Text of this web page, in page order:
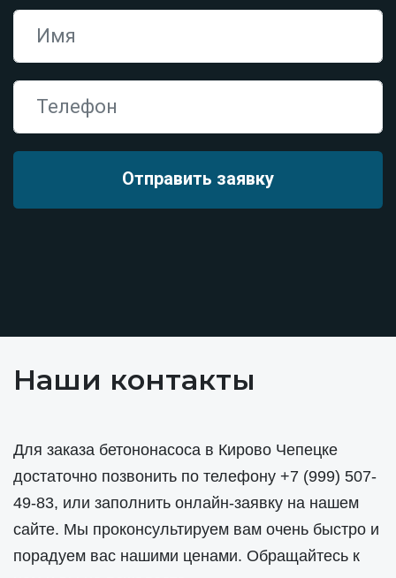
Наши контакты
Для заказа бетононасоса в Кирово Чепецке
достаточно позвонить по телефону +7 (999) 507-
49-83, или заполнить онлайн-заявку на нашем
сайте. Мы проконсультируем вам очень быстро и
порадуем вас нашими ценами. Обращайтесь к